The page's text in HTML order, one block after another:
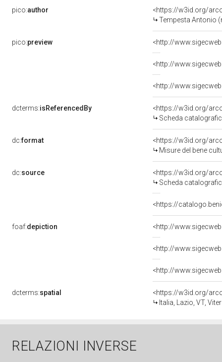
pico:author
<https://w3id.org/
Tempesta Antonio
pico:preview
dcterms:isReferencedBy
<https://w3id.org/
Scheda
dc:format
<https://w3id.org/
Misure del bene
dc:source
<https://w3id.org/
Scheda
<https://
foaf:depiction
dcterms:spatial
<https://w3id.org/
Italia, Lazio, VT,
RELAZIONI INVERSE